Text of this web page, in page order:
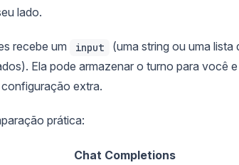
lado.
recebe um input (uma string ou uma
Ela pode armazenar o turno para você
extra.
prática:
Chat Completions